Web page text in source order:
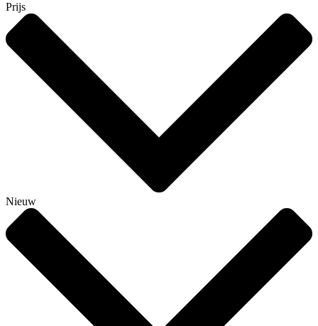
Prijs
Nieuw